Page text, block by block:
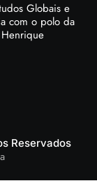
Globais e
com o polo da
Reservados